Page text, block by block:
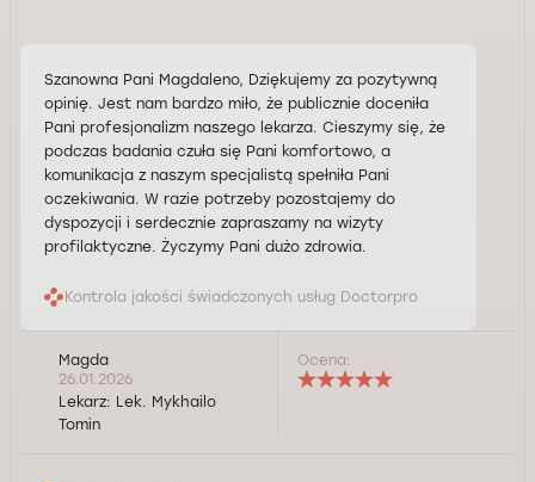
Szanowna Pani Magdaleno, Dziękujemy za pozytywną
opinię. Jest nam bardzo miło, że publicznie doceniła
Pani profesjonalizm naszego lekarza. Cieszymy się, że
podczas badania czuła się Pani komfortowo, a
komunikacja z naszym specjalistą spełniła Pani
oczekiwania. W razie potrzeby pozostajemy do
dyspozycji i serdecznie zapraszamy na wizyty
profilaktyczne. Życzymy Pani dużo zdrowia.
Kontrola jakości świadczonych usług Doctorpro
Magda
26.01.2026
Lekarz: Lek. Mykhailo
Tomin
Ocena: